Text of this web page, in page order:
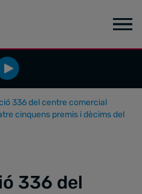
336 del centre comercial
cinquens premis i dècims del
336 del